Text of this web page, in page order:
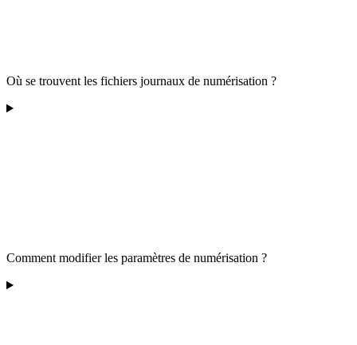
Où se trouvent les fichiers journaux de numérisation ?
Comment modifier les paramètres de numérisation ?